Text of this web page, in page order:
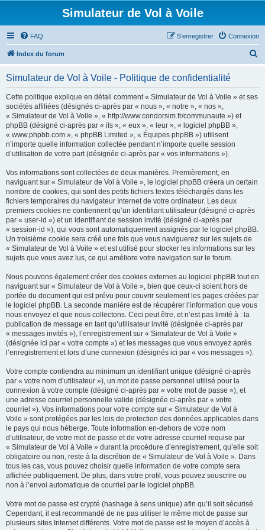
Simulateur de Vol à Voile
FAQ Connexion
S’enregistrer
Index du forum
Simulateur de Vol à Voile - Politique de confidentialité
Cette politique explique en détail comment « Simulateur de Vol à Voile » et ses
sociétés affiliées (désignés ci-après par « nous », « notre », « nos »,
« Simulateur de Vol à Voile », « http://www.condorsim.fr/communaute ») et
phpBB (désigné ci-après par « ils », « eux », « leur », « logiciel phpBB »,
« www.phpbb.com », « phpBB Limited », « Équipes phpBB ») utilisent
n’importe quelle information collectée pendant n’importe quelle session
d’utilisation de votre part (désignée ci-après par « vos informations »).
Vos informations sont collectées de deux manières. Premièrement, en
naviguant sur « Simulateur de Vol à Voile », le logiciel phpBB créera un certain
nombre de cookies, qui sont des petits fichiers textes téléchargés dans les
fichiers temporaires du navigateur Internet de votre ordinateur. Les deux
premiers cookies ne contiennent qu’un identifiant utilisateur (désigné ci-après
par « user-id ») et un identifiant de session invité (désigné ci-après par
« session-id »), qui vous sont automatiquement assignés par le logiciel phpBB.
Un troisième cookie sera créé une fois que vous naviguerez sur les sujets de
« Simulateur de Vol à Voile » et est utilisé pour stocker les informations sur les
sujets que vous avez lus, ce qui améliore votre navigation sur le forum.
Nous pouvons également créer des cookies externes au logiciel phpBB tout en
naviguant sur « Simulateur de Vol à Voile », bien que ceux-ci soient hors de
portée du document qui est prévu pour couvrir seulement les pages créées par
le logiciel phpBB. La seconde manière est de récupérer l’information que vous
nous envoyez et que nous collectons. Ceci peut être, et n’est pas limité à : la
publication de message en tant qu’utilisateur invité (désignée ci-après par
« messages invités »), l’enregistrement sur « Simulateur de Vol à Voile »
(désignée ici par « votre compte ») et les messages que vous envoyez après
l’enregistrement et lors d’une connexion (désignés ici par « vos messages »).
Votre compte contiendra au minimum un identifiant unique (désigné ci-après
par « votre nom d’utilisateur »), un mot de passe personnel utilisé pour la
connexion à votre compte (désigné ci-après par « votre mot de passe »), et
une adresse courriel personnelle valide (désignée ci-après par « votre
courriel »). Vos informations pour votre compte sur « Simulateur de Vol à
Voile » sont protégées par les lois de protection des données applicables dans
le pays qui nous héberge. Toute information en-dehors de votre nom
d’utilisateur, de votre mot de passe et de votre adresse courriel requise par
« Simulateur de Vol à Voile » durant la procédure d’enregistrement, qu’elle soit
obligatoire ou non, reste à la discrétion de « Simulateur de Vol à Voile ». Dans
tous les cas, vous pouvez choisir quelle information de votre compte sera
affichée publiquement. De plus, dans votre profil, vous pouvez souscrire ou
non à l’envoi automatique de courriel par le logiciel phpBB.
Votre mot de passe est crypté (hashage à sens unique) afin qu’il soit sécurisé.
Cependant, il est recommandé de ne pas utiliser le même mot de passe sur
plusieurs sites Internet différents. Votre mot de passe est le moyen d’accès à